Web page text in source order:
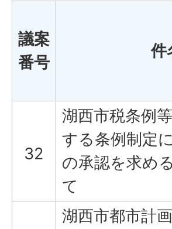
議案
番号
件
32
湖西市税条例
する条例制定
の承認を求め
て
湖西市都市計